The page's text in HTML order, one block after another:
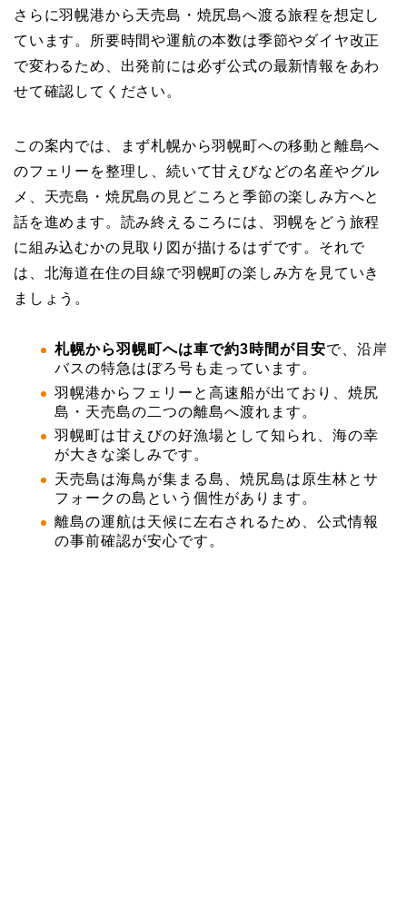
さらに羽幌港から天売島・焼尻島へ渡る旅程を想定し
ています。所要時間や運航の本数は季節やダイヤ改正
で変わるため、出発前には必ず公式の最新情報をあわ
せて確認してください。
この案内では、まず札幌から羽幌町への移動と離島へ
のフェリーを整理し、続いて甘えびなどの名産やグル
メ、天売島・焼尻島の見どころと季節の楽しみ方へと
話を進めます。読み終えるころには、羽幌をどう旅程
に組み込むかの見取り図が描けるはずです。それで
は、北海道在住の目線で羽幌町の楽しみ方を見ていき
ましょう。
札幌から羽幌町へは車で約3時間が目安で、沿岸
バスの特急はぼろ号も走っています。
羽幌港からフェリーと高速船が出ており、焼尻
島・天売島の二つの離島へ渡れます。
羽幌町は甘えびの好漁場として知られ、海の幸
が大きな楽しみです。
天売島は海鳥が集まる島、焼尻島は原生林とサ
フォークの島という個性があります。
離島の運航は天候に左右されるため、公式情報
の事前確認が安心です。